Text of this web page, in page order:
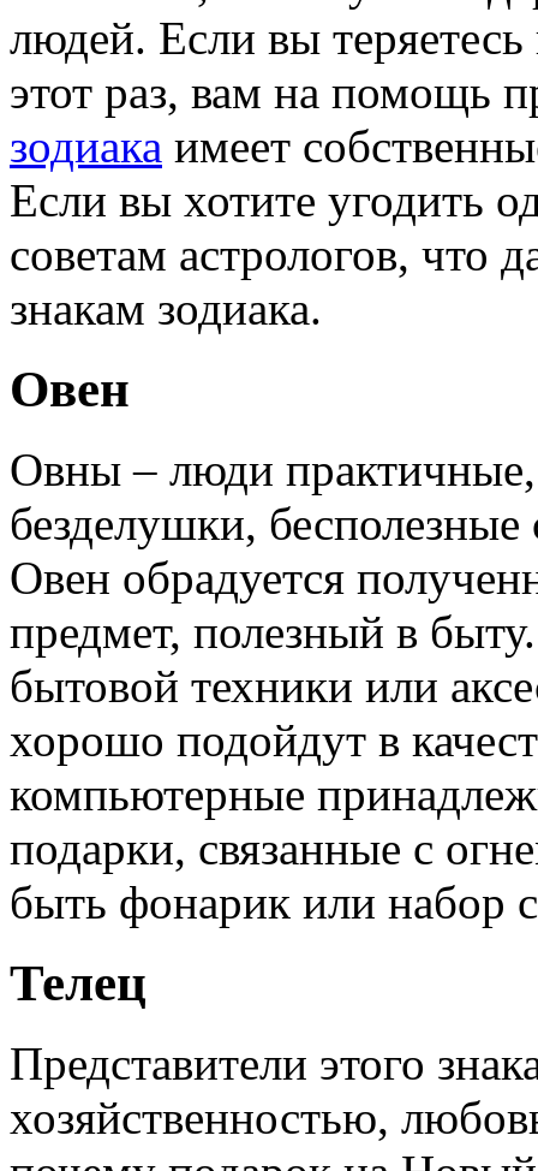
людей. Если вы
этот раз, вам на помощь
зодиака имеет
Если вы хотите угодить
советам астрологов, что
знакам зодиака.
Овен
Овны – люди практичные,
безделушки,
Овен обрадуется
предмет, полезный в
бытовой техники или
хорошо подойдут в
компьютерные
подарки, связанные с
быть фонарик или набор
Телец
Представители этого
хозяйственностью,